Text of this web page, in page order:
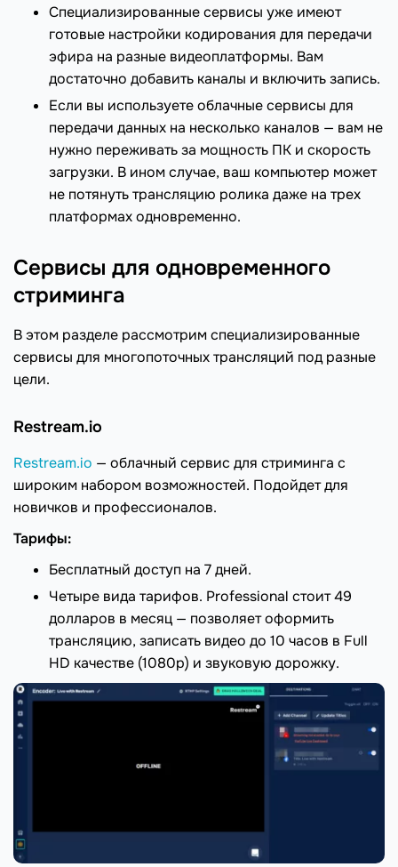
Специализированные сервисы уже имеют
готовые настройки кодирования для передачи
эфира на разные видеоплатформы. Вам
достаточно добавить каналы и включить запись.
Если вы используете облачные сервисы для
передачи данных на несколько каналов — вам не
нужно переживать за мощность ПК и скорость
загрузки. В ином случае, ваш компьютер может
не потянуть трансляцию ролика даже на трех
платформах одновременно.
Сервисы для одновременного
стриминга
В этом разделе рассмотрим специализированные
сервисы для многопоточных трансляций под разные
цели.
Restream.io
Restream.io — облачный сервис для стриминга с
широким набором возможностей. Подойдет для
новичков и профессионалов.
Тарифы:
Бесплатный доступ на 7 дней.
Четыре вида тарифов. Professional стоит 49
долларов в месяц — позволяет оформить
трансляцию, записать видео до 10 часов в Full
HD качестве (1080p) и звуковую дорожку.